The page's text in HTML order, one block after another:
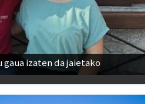
izaten da jaietako